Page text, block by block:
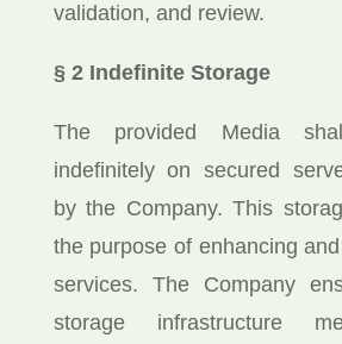
validation, and review.
§ 2 Indefinite Storage
The provided Media
indefinitely on secured
by the Company. This
the purpose of enhancing
services. The Company
storage infrastructure